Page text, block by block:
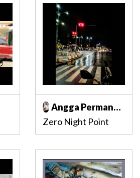
Angga Permana
Adhikaputra
Zero Night Point